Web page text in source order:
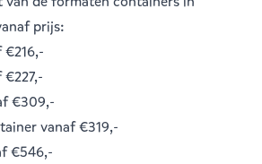
prijs:
€216,-
€309,-
vanaf €319,-
€546,-